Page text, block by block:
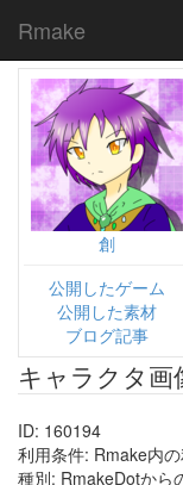
Rmake
創
公開したゲーム
公開した素材
ブログ記事
キャラクタ画
ID: 160194
利用条件: Rmake内
種別: RmakeDotから